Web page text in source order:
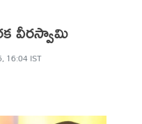
వీరస్వామి
16:04 IST